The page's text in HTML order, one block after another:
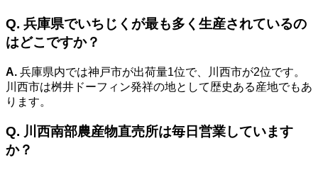
Q. 兵庫県でいちじくが最も多く生産されているの
はどこですか？
A. 兵庫県内では神戸市が出荷量1位で、川西市が2位です。
川西市は桝井ドーフィン発祥の地として歴史ある産地でもあ
ります。
Q. 川西南部農産物直売所は毎日営業しています
か？